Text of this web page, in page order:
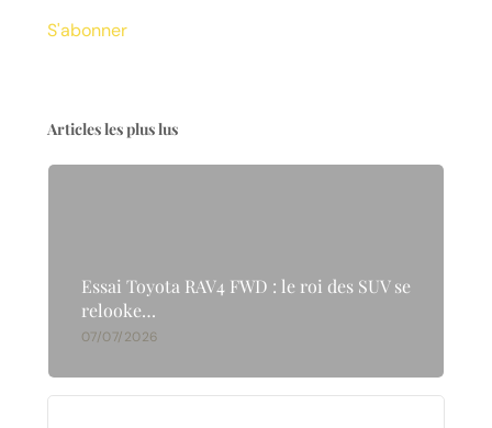
S'abonner
Articles les plus lus
Essai Toyota RAV4 FWD : le roi des SUV se
relooke…
07/07/2026